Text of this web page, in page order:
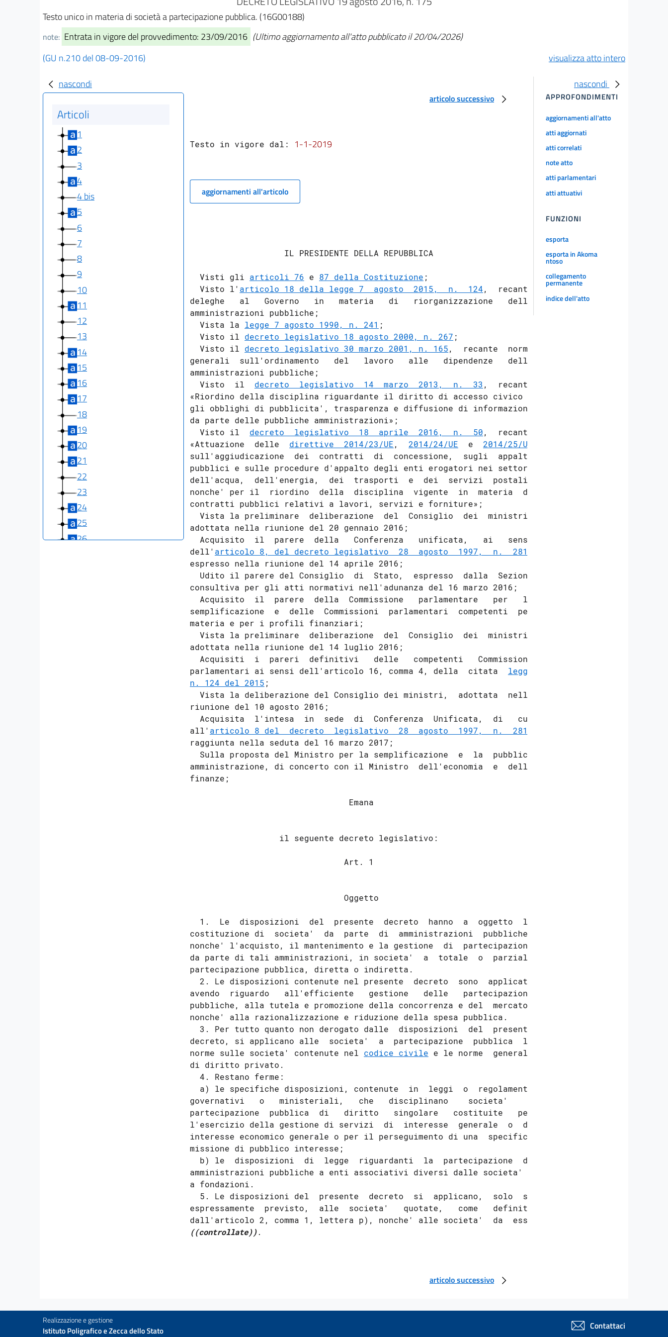
Testo unico in materia di società a partecipazione pubblica. (16G00188)
note: Entrata in vigore del provvedimento: 23/09/2016 (Ultimo aggiornamento all'atto pubblicato il 20/04/2026)
(GU n.210 del 08-09-2016)
visualizza atto intero
nascondi
Articoli
1
2
3
4
4 bis
5
6
7
8
9
10
11
12
13
14
15
16
17
18
19
20
21
22
23
24
25
26
articolo successivo
Testo in vigore dal: 1-1-2019
aggiornamenti all'articolo
                   IL PRESIDENTE DELLA REPUBBLICA
  Visti gli
articoli 76 e 87 della Costituzione ;
  Visto l'
articolo 18 della legge 7  agosto  2015,  n.  124,  recante
deleghe   al   Governo   in   materia   di   riorganizzazione   delle
amministrazioni pubbliche;
  Vista la
legge 7 agosto 1990, n. 241 ;
  Visto il
decreto legislativo 18 agosto 2000, n. 267 ;
  Visto il
decreto legislativo 30 marzo 2001, n. 165,  recante  norme
generali  sull'ordinamento   del   lavoro   alle   dipendenze   delle
amministrazioni pubbliche;
  Visto  il
decreto  legislativo  14  marzo  2013,  n.  33 ,  recante
«Riordino della disciplina riguardante il diritto di accesso civico e
gli obblighi di pubblicita', trasparenza e diffusione di informazioni
da parte delle pubbliche amministrazioni»;
  Visto il
decreto  legislativo  18  aprile  2016,  n.  50,  recante
«Attuazione  delle direttive  2014/23/UE, 2014/24/UE
  e
2014/25/UE
sull'aggiudicazione  dei  contratti  di  concessione,  sugli  appalti
pubblici e sulle procedure d'appalto degli enti erogatori nei settori
dell'acqua,  dell'energia,  dei  trasporti  e  dei  servizi  postali,
nonche' per il  riordino  della  disciplina  vigente  in  materia  di
contratti pubblici relativi a lavori, servizi e forniture»;
  Vista la preliminare  deliberazione  del  Consiglio  dei  ministri,
adottata nella riunione del 20 gennaio 2016;
  Acquisito  il  parere  della   Conferenza   unificata,   ai   sensi
dell' articolo 8, del decreto legislativo  28  agosto  1997,  n.  281
espresso nella riunione del 14 aprile 2016;
  Udito il parere del Consiglio  di  Stato,  espresso  dalla  Sezione
consultiva per gli atti normativi nell'adunanza del 16 marzo 2016;
  Acquisito  il  parere  della  Commissione   parlamentare   per   la
semplificazione  e  delle  Commissioni  parlamentari  competenti  per
materia e per i profili finanziari;
  Vista la preliminare  deliberazione  del  Consiglio  dei  ministri,
adottata nella riunione del 14 luglio 2016;
  Acquisiti  i  pareri  definitivi   delle   competenti   Commissioni
parlamentari ai sensi dell'articolo 16, comma 4, della  citata legge
n. 124 del 2015 ;
  Vista la deliberazione del Consiglio dei ministri,  adottata  nella
riunione del 10 agosto 2016;
  Acquisita  l'intesa  in  sede  di  Conferenza  Unificata,  di   cui
all' articolo 8 del  decreto  legislativo  28  agosto  1997,  n.  281
raggiunta nella seduta del 16 marzo 2017;
  Sulla proposta del Ministro per la semplificazione  e  la  pubblica
amministrazione, di concerto con il Ministro  dell'economia  e  delle
finanze;
                                Emana
                  il seguente decreto legislativo:
                               Art. 1
                               Oggetto
  1.  Le  disposizioni  del  presente  decreto  hanno  a  oggetto  la
costituzione di  societa'  da  parte  di  amministrazioni  pubbliche,
nonche' l'acquisto, il mantenimento e la gestione  di  partecipazioni
da parte di tali amministrazioni, in societa'  a  totale  o  parziale
partecipazione pubblica, diretta o indiretta.
  2. Le disposizioni contenute nel presente  decreto  sono  applicate
avendo  riguardo   all'efficiente   gestione   delle   partecipazioni
pubbliche, alla tutela e promozione della concorrenza e del  mercato,
nonche' alla razionalizzazione e riduzione della spesa pubblica.
  3. Per tutto quanto non derogato dalle  disposizioni  del  presente
decreto, si applicano alle  societa'  a  partecipazione  pubblica  le
norme sulle societa' contenute nel codice civile e le norme  generali
di diritto privato.
  4. Restano ferme:
  a) le specifiche disposizioni, contenute  in  leggi  o  regolamenti
governativi   o   ministeriali,   che   disciplinano    societa'    a
partecipazione  pubblica  di   diritto   singolare   costituite   per
l'esercizio della gestione di servizi  di  interesse  generale  o  di
interesse economico generale o per il perseguimento di una  specifica
missione di pubblico interesse;
  b) le  disposizioni  di  legge  riguardanti  la  partecipazione  di
amministrazioni pubbliche a enti associativi diversi dalle societa' e
a fondazioni.
  5. Le disposizioni del  presente  decreto  si  applicano,  solo  se
espressamente  previsto,  alle  societa'   quotate,   come   definite
((controllate))
articolo successivo
nascondi
APPROFONDIMENTI
aggiornamenti all'atto
atti aggiornati
atti correlati
note atto
atti parlamentari
atti attuativi
FUNZIONI
esporta
esporta in Akoma
ntoso
collegamento
permanente
indice dell'atto
Realizzazione e gestione
Istituto Poligrafico e Zecca dello Stato Contattaci